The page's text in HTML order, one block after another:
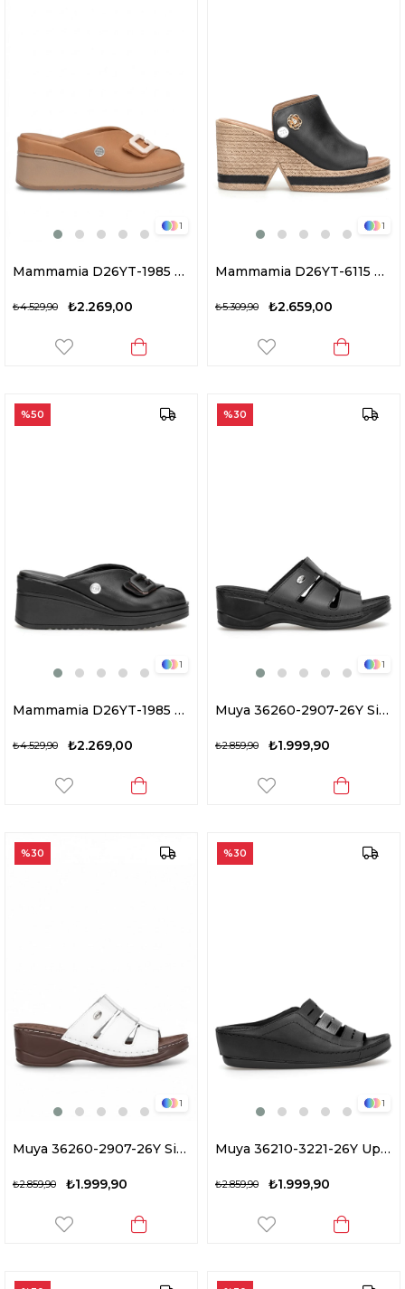
1
Mammamia D26YT-1985 Kadın Hakiki Deri Dolgu Topuk Terlik Taba
₺2.269,00
₺4.529,90
1
Mammamia D26YT-6115 Kadın Hakiki Deri Dolgu Topuk Terlik Siyah
₺2.659,00
₺5.309,90
1
Mammamia D26YT-1985 Kadın Hakiki Deri Dolgu Topuk Terlik Siyah
₺2.269,00
₺4.529,90
%50
1
Muya 36260-2907-26Y Simba Kadın Ortopedik Dolgu Topuk Terlik Siyah
₺1.999,90
₺2.859,90
%30
1
Muya 36260-2907-26Y Simba Kadın Ortopedik Dolgu Topuk Terlik Beyaz
₺1.999,90
₺2.859,90
%30
1
Muya 36210-3221-26Y Upeo Kadın Ortopedik Dolgu Topuk Terlik Siyah
₺1.999,90
₺2.859,90
%30